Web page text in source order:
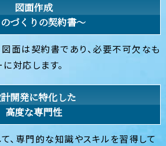
図面作成
づくりの契約書〜
図面は契約書であり、必要不可欠なも
対応します。
開発に特化した
高度な専門性
、専門的な知識やスキルを習得して